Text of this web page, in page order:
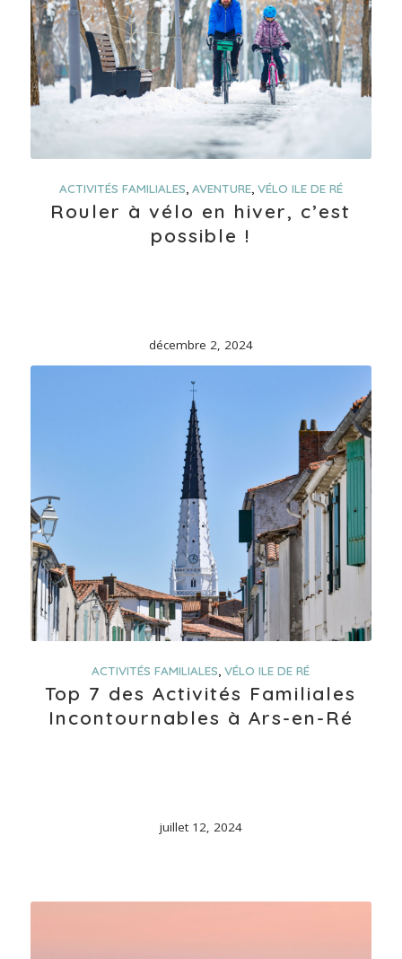
ACTIVITÉS FAMILIALES, AVENTURE, VÉLO ILE DE RÉ
Rouler à vélo en hiver, c’est
possible !
décembre 2, 2024
ACTIVITÉS FAMILIALES,VÉLO ILE DE RÉ
Top 7 des Activités Familiales
Incontournables à Ars-en-Ré
juillet 12, 2024